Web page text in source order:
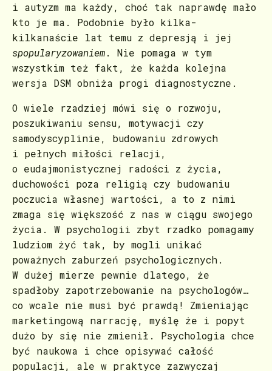
i autyzm ma każdy, choć tak naprawdę mało
kto je ma. Podobnie było kilka-
kilkanaście lat temu z depresją i jej
spopularyzowaniem. Nie pomaga w tym
wszystkim też fakt, że każda kolejna
wersja DSM obniża progi diagnostyczne.
O wiele rzadziej mówi się o rozwoju,
poszukiwaniu sensu, motywacji czy
samodyscyplinie, budowaniu zdrowych
i pełnych miłości relacji,
o eudajmonistycznej radości z życia,
duchowości poza religią czy budowaniu
poczucia własnej wartości, a to z nimi
zmaga się większość z nas w ciągu swojego
życia. W psychologii zbyt rzadko pomagamy
ludziom żyć tak, by mogli unikać
poważnych zaburzeń psychologicznych.
W dużej mierze pewnie dlatego, że
spadłoby zapotrzebowanie na psychologów…
co wcale nie musi być prawdą! Zmieniając
marketingową narrację, myślę że i popyt
dużo by się nie zmienił. Psychologia chce
być naukowa i chce opisywać całość
populacji, ale w praktyce zazwyczaj